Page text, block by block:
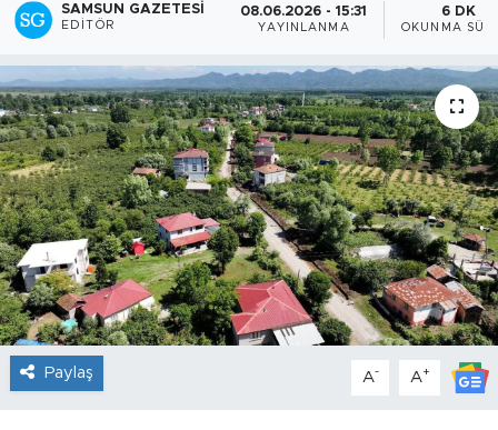
SAMSUN GAZETESI
EDITÖR
08.06.2026 - 15:31
YAYINLANMA
6 DK
OKUNMA
Paylaş A- A+